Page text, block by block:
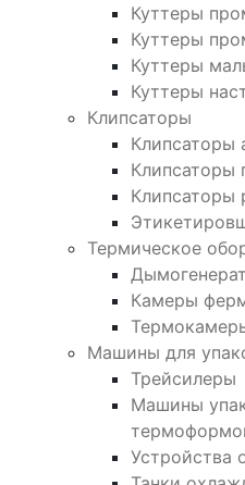
Куттеры
Куттеры
Куттеры
Куттеры
Клипсаторы
Клипсаторы
Клипсаторы
Клипсаторы
Термическое
Камеры
Машины для
Трейсилеры
Машины
Устройства